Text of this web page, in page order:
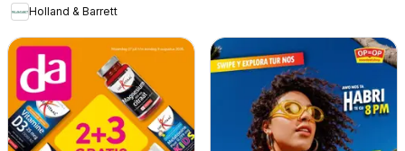
Holland & Barrett